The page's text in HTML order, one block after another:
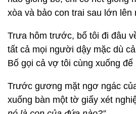
xòa và bảo con trai sau lớn
Trưa hôm trước, bố tôi đi đâu
tất cả mọi người dậy mặc dù
Bố gọi cả vợ tôi cùng xuống để
Trước gương mặt ngơ ngác
xuống bàn một tờ giấy xét